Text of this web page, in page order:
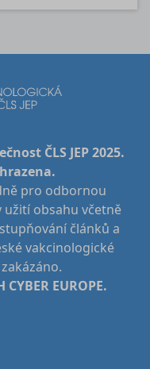
ČLS JEP 2025.
pro odbornou
užití obsahu včetně
článků a
vakcinologické
zakázáno.
EUROPE.